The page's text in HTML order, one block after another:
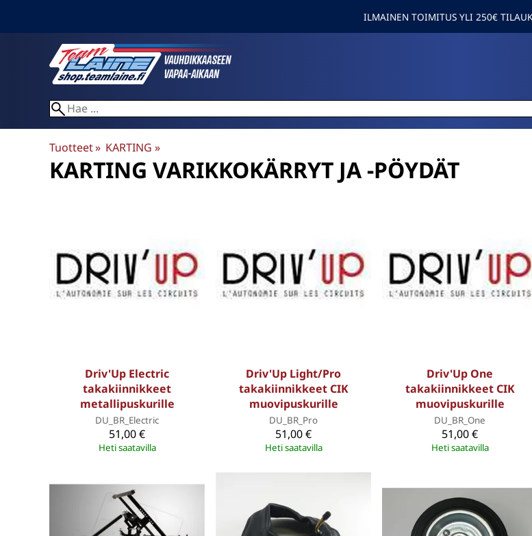
ILMAINEN TOIMITUS YLI 250€
Tuotteet‪» KARTING ‪»
KARTING VARIKKOKÄRRYT JA -PÖYDÄT
Driv'Up Electric
takakiinnikkeet
metallipuskurille
DU_BR_Electric
51,00 €
Heti saatavilla
Driv'Up Light/Pro
takakiinnikkeet CIK
muovipuskurille
DU_BR_Pro
51,00 €
Heti saatavilla
Driv'Up One
takakiinnikkeet CIK
muovipuskurille
DU_BR_One
51,00 €
Heti saatavilla